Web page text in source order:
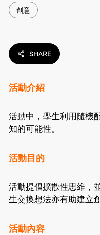
創意
SHARE
活動介紹
活動中，學生利用隨機
知的可能性。
活動目的
活動提倡擴散性思維，
生交換想法亦有助建立
活動內容